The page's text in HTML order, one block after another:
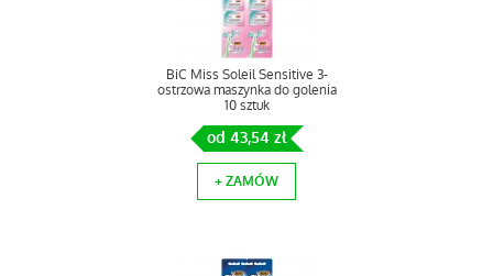
BiC Miss Soleil Sensitive 3-
ostrzowa maszynka do golenia
10 sztuk
od 43,54 zł
+ ZAMÓW